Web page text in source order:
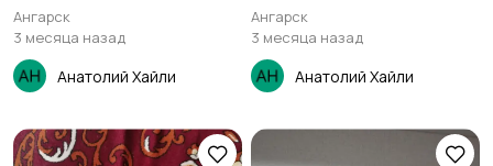
кнопками Gembird MG-515,
USB, 7200 DPI, 7 цветов
подсветки, кабель 1.8
метра
Ангарск
3 месяца назад
Анатолий Хайли
933
Ангарск
3 месяца назад
Анатолий Хайли